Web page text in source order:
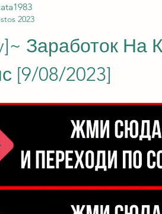
2023
Заработок На
[9/08/2023]